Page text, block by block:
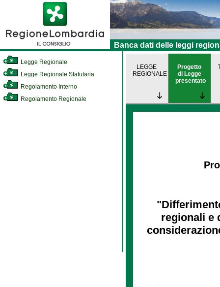
Banca dati delle leggi
Legge Regionale
Legge Regionale Statutaria
Regolamento Interno
Regolamento Regionale
LEGGE
REGIONALE
Progetto
di Legge
presentato
regionali e